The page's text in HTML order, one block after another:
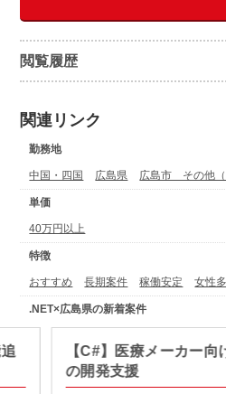
閲覧履歴
関連リンク
勤務地
中国・四国 広島県 広島市 その他（
単価
40万円以上
特徴
おすすめ 長期案件 稼働安定 女性
.NET×広島県の新着案件
【C#】医療メーカー向
の開発支援